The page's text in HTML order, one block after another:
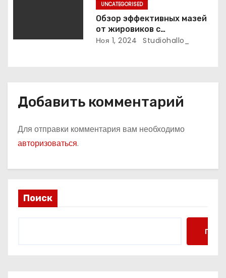
UNCATEGORISED
Обзор эффективных мазей
от жировиков с
рассасывающим эффектом
Ноя 1, 2024 Studiohallo_
Добавить комментарий
Для отправки комментария вам необходимо
авторизоваться.
Поиск
Поиск